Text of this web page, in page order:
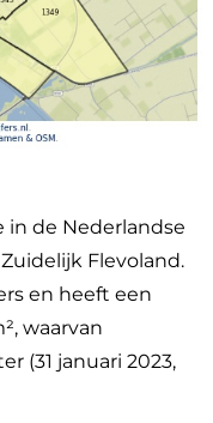
in de Nederlandse
Flevoland.
en heeft een
waarvan
(31 januari 2023,